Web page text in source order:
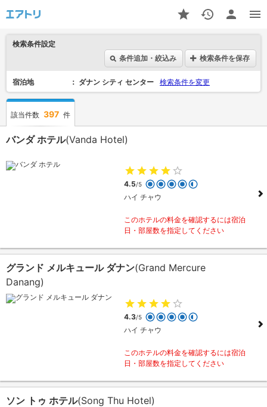
検索条件設定
条件追加・絞込み
検索条件を保存
宿泊地 ダナン シティ センター 検索条件を変更
該当件数 397 件
バンダ ホテル(Vanda Hotel)
4.5/5
ハイ チャウ
このホテルの料金を確認するには宿泊
日・部屋数を指定してください
グランド メルキュール ダナン(Grand Mercure
Danang)
4.3/5
ハイ チャウ
このホテルの料金を確認するには宿泊
日・部屋数を指定してください
ソン トゥ ホテル(Song Thu Hotel)